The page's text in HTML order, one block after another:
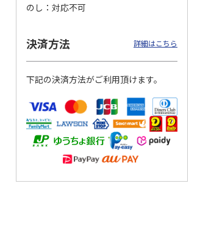
のし
対応不可
決済方法 詳細はこちら
下記の決済方法がご利用頂けます。